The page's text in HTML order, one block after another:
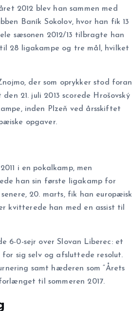
2012 blev han sammen med
Baník Sokolov, hvor han fik 13
sæsonen 2012/13 tilbragte han
28 ligakampe og tre mål, hvilket
der som oprykker stod foran
21. juli 2013 scorede Hrošovský
inden Plzeň ved årsskiftet
opgaver.
i en pokalkamp, men
han sin første ligakamp for
20. marts, fik han europæisk
kvitterede han med en assist til
6-0-sejr over Slovan Liberec: et
sig selv og afsluttede resolut.
samt hæderen som “Årets
til sommeren 2017.